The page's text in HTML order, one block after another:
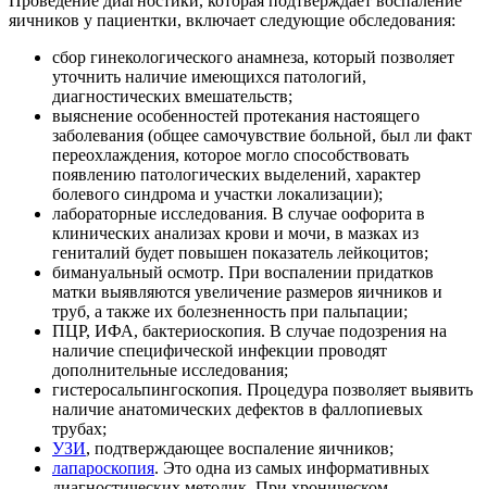
яичников у пациентки, включает следующие обследования:
сбор гинекологического анамнеза, который позволяет
уточнить наличие имеющихся патологий,
диагностических вмешательств;
выяснение особенностей протекания настоящего
заболевания (общее самочувствие больной, был ли факт
переохлаждения, которое могло способствовать
появлению патологических выделений, характер
болевого синдрома и участки локализации);
лабораторные исследования. В случае оофорита в
клинических анализах крови и мочи, в мазках из
гениталий будет повышен показатель лейкоцитов;
бимануальный осмотр. При воспалении придатков
матки выявляются увеличение размеров яичников и
труб, а также их болезненность при пальпации;
ПЦР, ИФА, бактериоскопия. В случае подозрения на
наличие специфической инфекции проводят
дополнительные исследования;
гистеросальпингоскопия. Процедура позволяет выявить
наличие анатомических дефектов в фаллопиевых
трубах;
УЗИ, подтверждающее воспаление яичников;
лапароскопия. Это одна из самых информативных